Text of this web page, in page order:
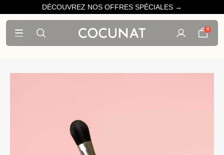
DÉCOUVREZ NOS OFFRES SPÉCIALES →
0